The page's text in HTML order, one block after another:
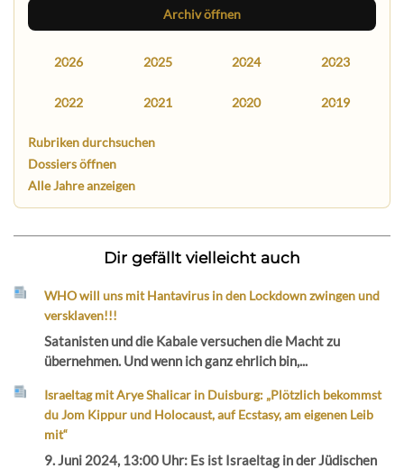
Archiv öffnen
2026 2025 2024 2023
2022 2021 2020 2019
Rubriken durchsuchen
Dossiers öffnen
Alle Jahre anzeigen
Dir gefällt vielleicht auch
WHO will uns mit Hantavirus in den Lockdown zwingen und
versklaven!!!
Satanisten und die Kabale versuchen die Macht zu
übernehmen. Und wenn ich ganz ehrlich bin,...
Israeltag mit Arye Shalicar in Duisburg: „Plötzlich bekommst
du Jom Kippur und Holocaust, auf Ecstasy, am eigenen Leib
mit“
9. Juni 2024, 13:00 Uhr: Es ist Israeltag in der Jüdischen